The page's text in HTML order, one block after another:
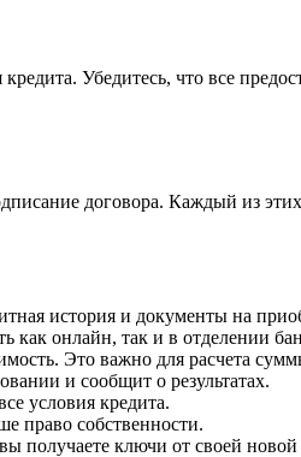
Убедитесь, что все
договора. Каждый из
история и документы на
как онлайн, так и в отделении
Это важно для расчета
и сообщит о результатах.
условия кредита.
право собственности.
получаете ключи от своей